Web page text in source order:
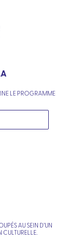
LE PROGRAMME
AU SEIN D’UN